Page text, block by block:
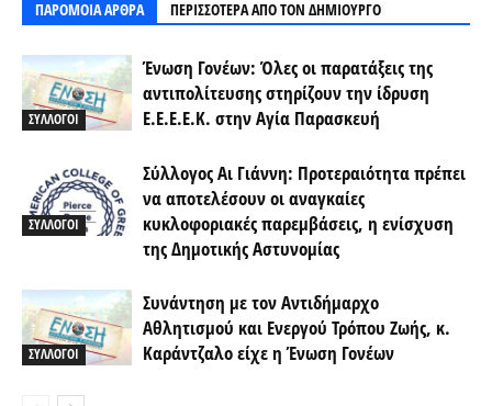
ΠΑΡΟΜΟΙΑ ΑΡΘΡΑ ΠΕΡΙΣΣΟΤΕΡΑ ΑΠΟ ΤΟΝ ΔΗΜΙΟΥΡΓΟ
ΣΥΛΛΟΓΟΙ
Ένωση Γονέων: Όλες οι παρατάξεις της
αντιπολίτευσης στηρίζουν την ίδρυση
Ε.Ε.Ε.Ε.Κ. στην Αγία Παρασκευή
ΣΥΛΛΟΓΟΙ
Σύλλογος Αι Γιάννη: Προτεραιότητα πρέπει
να αποτελέσουν οι αναγκαίες
κυκλοφοριακές παρεμβάσεις, η ενίσχυση
της Δημοτικής Αστυνομίας
ΣΥΛΛΟΓΟΙ
Συνάντηση με τον Αντιδήμαρχο
Αθλητισμού και Ενεργού Τρόπου Ζωής, κ.
Καράντζαλο είχε η Ένωση Γονέων